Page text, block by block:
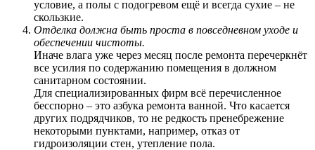
условие, а полы с подогревом ещё и всегда сухие – не
скользкие.
Отделка должна быть проста в повседневном уходе и
обеспечении чистоты.
Иначе влага уже через месяц после ремонта перечеркнёт
все усилия по содержанию помещения в должном
санитарном состоянии.
Для специализированных фирм всё перечисленное
бесспорно – это азбука ремонта ванной. Что касается
других подрядчиков, то не редкость пренебрежение
некоторыми пунктами, например, отказ от
гидроизоляции стен, утепление пола.